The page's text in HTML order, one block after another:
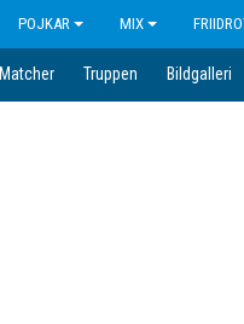
POJKAR MIX
Matcher Truppen Bildgalleri